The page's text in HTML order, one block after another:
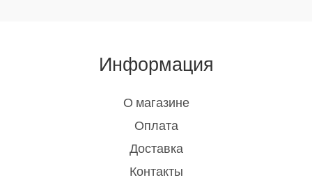
Информация
О магазине
Оплата
Доставка
Контакты